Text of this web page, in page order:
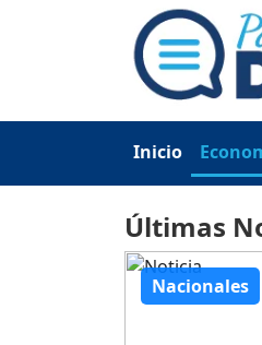
Inicio
Últimas
Nacionales